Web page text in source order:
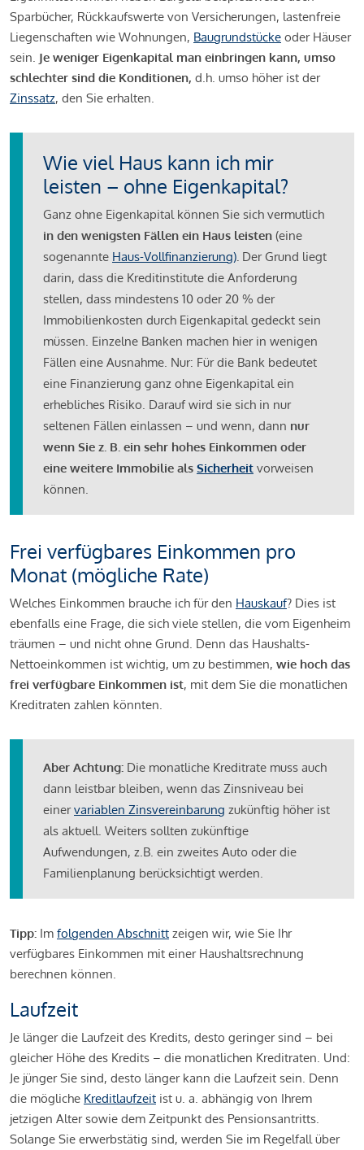
Sparbücher, Rückkaufswerte von Versicherungen, lastenfreie
Liegenschaften wie Wohnungen, Baugrundstücke oder Häuser
sein. Je weniger Eigenkapital man einbringen kann, umso
schlechter sind die Konditionen, d.h. umso höher ist der
Zinssatz, den Sie erhalten.
Wie viel Haus kann ich mir
leisten – ohne Eigenkapital?
Ganz ohne Eigenkapital können Sie sich vermutlich
in den wenigsten Fällen ein Haus leisten (eine
sogenannte Haus-Vollfinanzierung). Der Grund liegt
darin, dass die Kreditinstitute die Anforderung
stellen, dass mindestens 10 oder 20 % der
Immobilienkosten durch Eigenkapital gedeckt sein
müssen. Einzelne Banken machen hier in wenigen
Fällen eine Ausnahme. Nur: Für die Bank bedeutet
eine Finanzierung ganz ohne Eigenkapital ein
erhebliches Risiko. Darauf wird sie sich in nur
seltenen Fällen einlassen – und wenn, dann nur
wenn Sie z. B. ein sehr hohes Einkommen oder
eine weitere Immobilie als Sicherheit vorweisen
können.
Frei verfügbares Einkommen pro
Monat (mögliche Rate)
Welches Einkommen brauche ich für den Hauskauf? Dies ist
ebenfalls eine Frage, die sich viele stellen, die vom Eigenheim
träumen – und nicht ohne Grund. Denn das Haushalts-
Nettoeinkommen ist wichtig, um zu bestimmen, wie hoch das
frei verfügbare Einkommen ist, mit dem Sie die monatlichen
Kreditraten zahlen könnten.
Aber Achtung: Die monatliche Kreditrate muss auch
dann leistbar bleiben, wenn das Zinsniveau bei
einervariablen Zinsvereinbarung zukünftig höher ist
als aktuell. Weiters sollten zukünftige
Aufwendungen, z.B. ein zweites Auto oder die
Familienplanung berücksichtigt werden.
Tipp: Im folgenden Abschnitt zeigen wir, wie Sie Ihr
verfügbares Einkommen mit einer Haushaltsrechnung
berechnen können.
Laufzeit
Je länger die Laufzeit des Kredits, desto geringer sind – bei
gleicher Höhe des Kredits – die monatlichen Kreditraten. Und:
Je jünger Sie sind, desto länger kann die Laufzeit sein. Denn
die mögliche Kreditlaufzeit ist u. a. abhängig von Ihrem
jetzigen Alter sowie dem Zeitpunkt des Pensionsantritts.
Solange Sie erwerbstätig sind, werden Sie im Regelfall über